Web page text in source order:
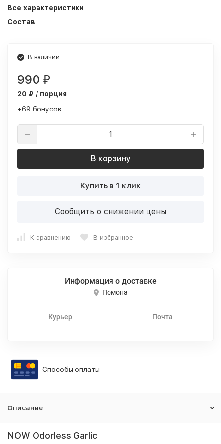
Все характеристики
Состав
В наличии
990 ₽
20 ₽ / порция
+69 бонусов
В корзину
Купить в 1 клик
Сообщить о снижении цены
К сравнению В избранное
Информация о доставке
Помона
Курьер Почта
Способы оплаты
Описание
NOW Odorless Garlic